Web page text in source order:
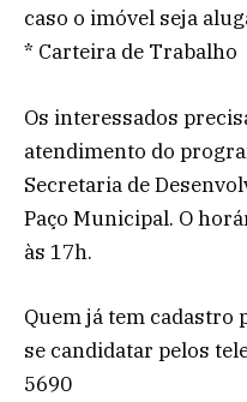
caso o imóvel seja
* Carteira de Trabalho
Os interessados
atendimento do
Secretaria de
Paço Municipal. O
às 17h.
Quem já tem
se candidatar pelos
5690